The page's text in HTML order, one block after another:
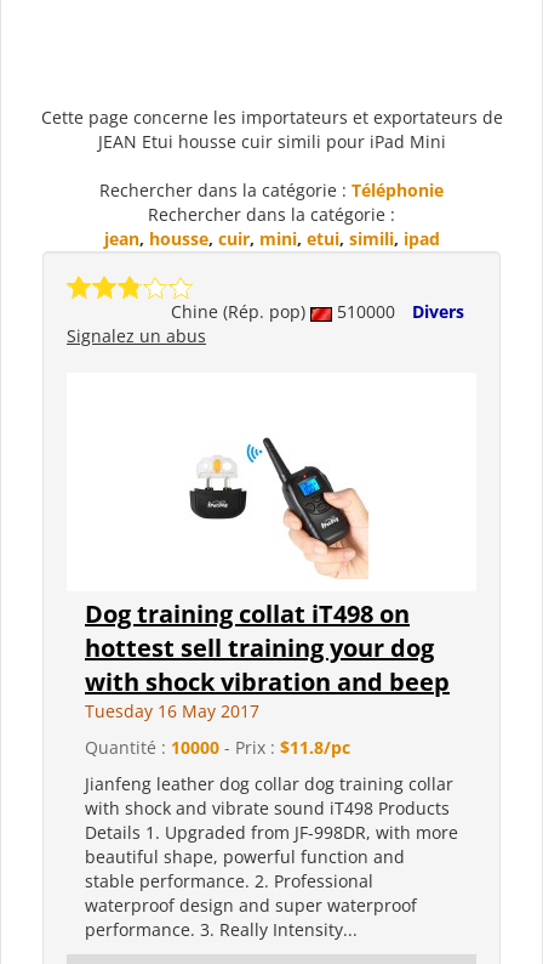
Cette page concerne les importateurs et exportateurs de
JEAN Etui housse cuir simili pour iPad Mini
Rechercher dans la catégorie : Téléphonie
Rechercher dans la catégorie :
jean, housse, cuir, mini, etui, simili, ipad
Chine (Rép. pop) 510000
Divers
Signalez un abus
Dog training collat iT498 on
hottest sell training your dog
with shock vibration and beep
Tuesday 16 May 2017
Quantité : 10000 - Prix : $11.8/pc
Jianfeng leather dog collar dog training collar
with shock and vibrate sound iT498 Products
Details 1. Upgraded from JF-998DR, with more
beautiful shape, powerful function and
stable performance. 2. Professional
waterproof design and super waterproof
performance. 3. Really Intensity...